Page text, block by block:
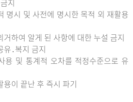
지
명시 및 사전에 명시한 목적 외 재활용
거하여 알게 된 사항에 대한 누설 금지
유․복지 금지
용 및 통계적 오차를 적정수준으로 유
용이 끝난 후 즉시 파기